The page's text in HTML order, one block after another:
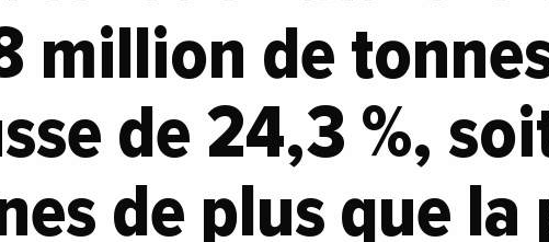
million de
de 24,3 %,
de plus que